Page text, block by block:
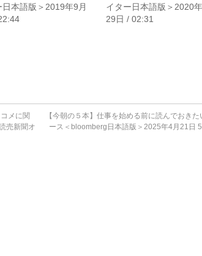
日本語版＞2019年9月
イター日本語版＞2020
29日 / 02:31
メに関
売新聞オ
【今朝の５本】仕事を始める前に読んでおきた
ース＜bloomberg日本語版＞2025年4月21日